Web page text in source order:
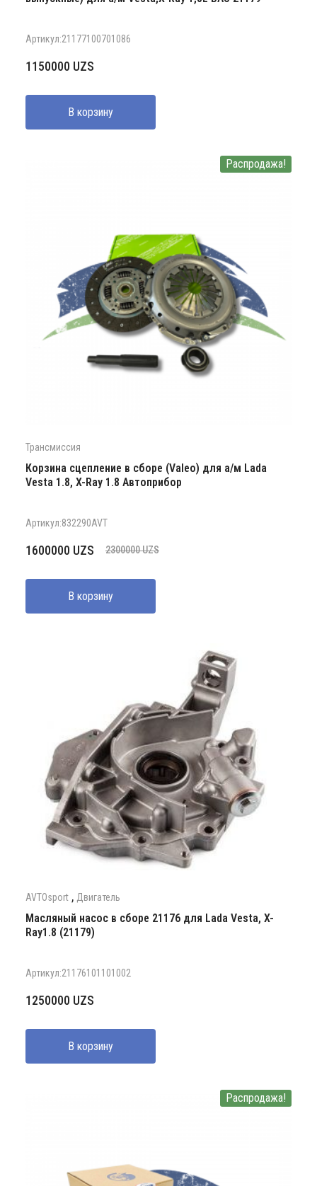
Артикул:21177100701086
1150000 UZS
В корзину
Распродажа!
Трансмиссия
Корзина сцепление в сборе (Valeo) для а/м Lada
Vesta 1.8, X-Ray 1.8 Автоприбор
Артикул:832290AVT
2300000UZS
Первоначальная
составляла
2300000 UZS.
1600000 UZS
Текущая
1600000 UZS.
В корзину
AVTOsport , Двигатель
Масляный насос в сборе 21176 для Lada Vesta, X-
Ray1.8 (21179)
Артикул:21176101101002
1250000 UZS
В корзину
Распродажа!